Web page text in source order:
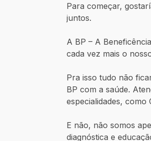
Para começar,
juntos.
A BP – A
cada vez mais o
Pra isso tudo não
BP com a saúde.
especialidades,
E não, não somos
diagnóstica e